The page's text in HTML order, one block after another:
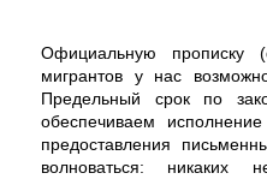
Официальную прописку
мигрантов у нас
Предельный срок по
обеспечиваем
предоставления
волноваться: